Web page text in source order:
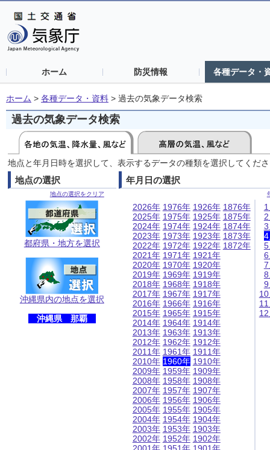
ホーム 防災情報 各種データ・
ホーム > 各種データ・資料 > 過去の気象データ検索
過去の気象データ検索
地点と年月日時を選択して、表示するデータの種類を選択してくだ
地点の選択
地点の選択をクリア
都府県・地方を選択
沖縄県内の地点を選択
沖縄県 那覇
年月日の選択
2026年
2025年
2024年
2023年
2022年
2021年
2020年
2019年
2018年
2017年
2016年
2015年
2014年
2013年
2012年
2011年
2010年
2009年
2008年
2007年
2006年
2005年
2004年
2003年
2002年
1976年
1975年
1974年
1973年
1972年
1971年
1970年
1969年
1968年
1967年
1966年
1965年
1964年
1963年
1962年
1961年
1960年
1959年
1958年
1957年
1956年
1955年
1954年
1953年
1952年
1926年
1925年
1924年
1923年
1922年
1921年
1920年
1919年
1918年
1917年
1916年
1915年
1914年
1913年
1912年
1911年
1910年
1909年
1908年
1907年
1906年
1905年
1904年
1903年
1902年
1876年
1875年
1874年
1873年
1872年